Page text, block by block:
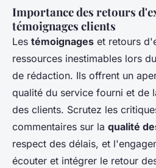
Importance des retours
témoignages clients
Les témoignages et retours
ressources inestimables lors
de rédaction. Ils offrent un
qualité du service fourni et de
des clients. Scrutez les
commentaires sur la qualité
respect des délais, et
écouter et intégrer le retour